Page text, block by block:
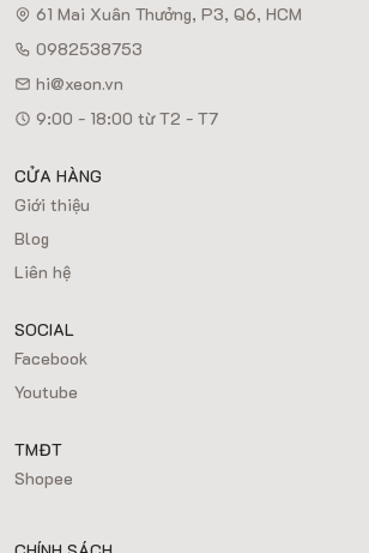
61 Mai Xuân Thưởng, P3, Q6, HCM
0982538753
hi@xeon.vn
9:00 - 18:00 từ T2 - T7
CỬA HÀNG
Giới thiệu
Blog
Liên hệ
SOCIAL
Facebook
Youtube
TMĐT
Shopee